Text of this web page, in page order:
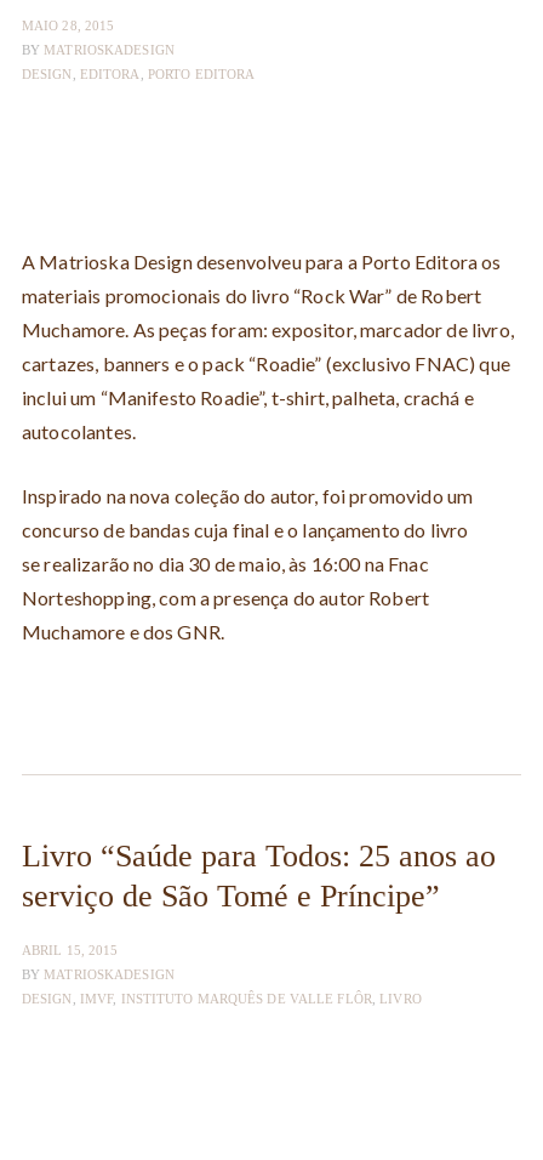
MAIO 28, 2015
BY MATRIOSKADESIGN
DESIGN
EDITORA PORTO EDITORA
A Matrioska Design desenvolveu para a Porto Editora os
materiais promocionais do livro “Rock War” de Robert
Muchamore. As peças foram: expositor, marcador de livro,
cartazes, banners e o pack “Roadie” (exclusivo FNAC) que
inclui um “Manifesto Roadie”, t-shirt, palheta, crachá e
autocolantes.
Inspirado na nova coleção do autor, foi promovido um
concurso de bandas cuja final e o lançamento do livro
se realizarão no dia 30 de maio, às 16:00 na Fnac
Norteshopping, com a presença do autor Robert
Muchamore e dos GNR.
Livro “Saúde para Todos: 25 anos ao
serviço de São Tomé e Príncipe”
ABRIL 15, 2015
BY MATRIOSKADESIGN
DESIGN
IMVF, INSTITUTO MARQUÊS DE VALLE FLÔR LIVRO